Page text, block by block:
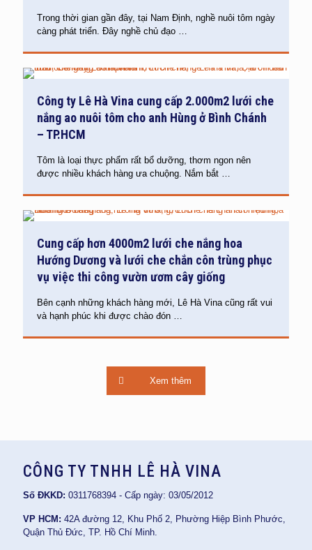
Trong thời gian gần đây, tại Nam Định, nghề nuôi tôm ngày
càng phát triển. Đây nghề chủ đạo …
Công ty Lê Hà Vina cung cấp 2.000m2 lưới che
nắng ao nuôi tôm cho anh Hùng ở Bình Chánh
– TP.HCM
Tôm là loại thực phẩm rất bổ dưỡng, thơm ngon nên
được nhiều khách hàng ưa chuộng. Nắm bắt …
Cung cấp hơn 4000m2 lưới che nắng hoa
Hướng Dương và lưới che chắn côn trùng phục
vụ việc thi công vườn ươm cây giống
Bên cạnh những khách hàng mới, Lê Hà Vina cũng rất vui
và hạnh phúc khi được chào đón …
Xem thêm
CÔNG TY TNHH LÊ HÀ VINA
Số ĐKKD: 0311768394 - Cấp ngày: 03/05/2012
VP HCM: 42A đường 12, Khu Phố 2, Phường Hiệp Bình Phước,
Quận Thủ Đức, TP. Hồ Chí Minh.